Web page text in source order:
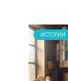
ИСТОРИИ